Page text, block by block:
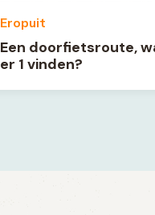
Eropuit
Een doorfietsroute,
er 1 vinden?